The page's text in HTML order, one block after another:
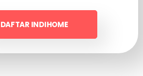
DAFTAR INDIHOME